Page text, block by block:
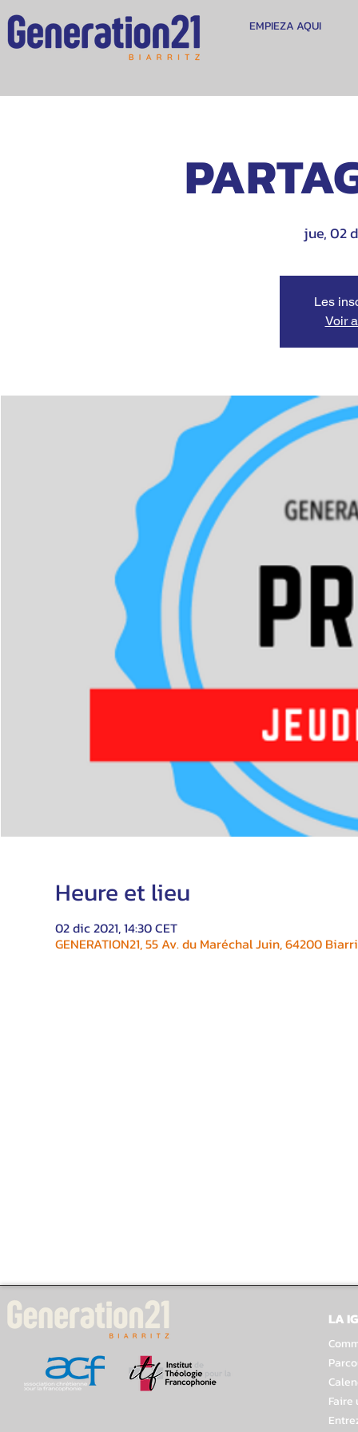
EMPIEZA AQUI
jue, 02
Les
Voir
Heure et lieu
02 dic 2021, 14:30 CET
GENERATION21, 55 Av. du Maréchal Juin, 64200
LA
Faire